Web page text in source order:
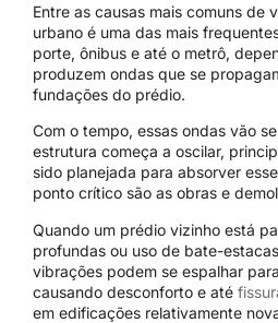
Entre as causas mais comuns de
urbano é uma das mais
porte, ônibus e até o metrô,
produzem ondas que se
fundações do prédio.
Com o tempo, essas ondas vão
estrutura começa a oscilar,
sido planejada para absorver
ponto crítico são as obras e
Quando um prédio vizinho está
profundas ou uso de bate-
vibrações podem se espalhar
causando desconforto e até
em edificações relativamente